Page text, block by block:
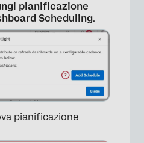
pianificazione
Scheduling.
pianificazione